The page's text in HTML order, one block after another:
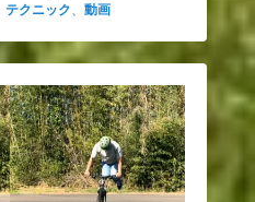
テクニック、 動画